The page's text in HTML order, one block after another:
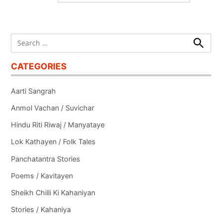
Search
for:
Search
CATEGORIES
Aarti Sangrah
Anmol Vachan / Suvichar
Hindu Riti Riwaj / Manyataye
Lok Kathayen / Folk Tales
Panchatantra Stories
Poems / Kavitayen
Sheikh Chilli Ki Kahaniyan
Stories / Kahaniya